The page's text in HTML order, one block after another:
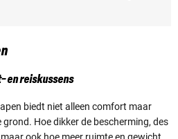
reiskussens
biedt niet alleen comfort maar
Hoe dikker de bescherming, des